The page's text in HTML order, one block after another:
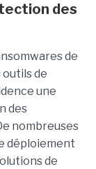
des
de
de
une
des
nombreuses
déploiement
de